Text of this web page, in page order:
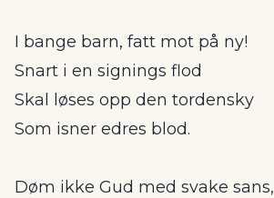
I bange barn, fatt mot på ny!
Snart i en signings flod
Skal løses opp den tordensky
Som isner edres blod.
Døm ikke Gud med svake sans,